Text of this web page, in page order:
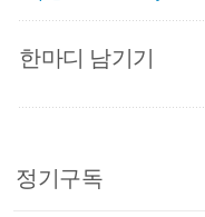
한마디 남기기
정기구독